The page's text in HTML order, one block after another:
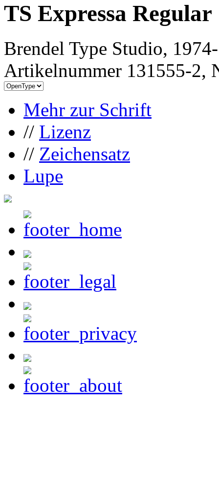
TS Expressa Regular
Brendel Type Studio,
Artikelnummer 131555-2,
Mehr zur Schrift
// Lizenz
// Zeichensatz
Lupe